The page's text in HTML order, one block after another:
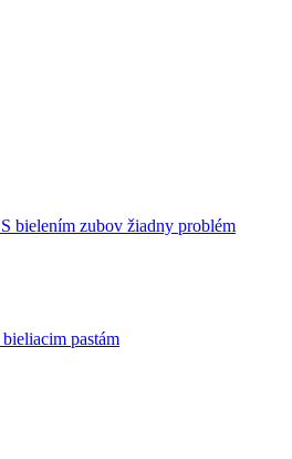
bielením zubov žiadny problém
pastám